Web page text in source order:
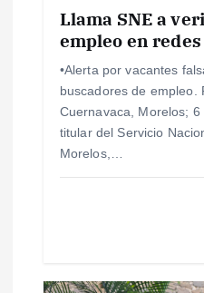
a
Llama SNE a
empleo en
•Alerta por vacantes
buscadores de empleo.
Cuernavaca, Morelos;
titular del Servicio
Morelos,…